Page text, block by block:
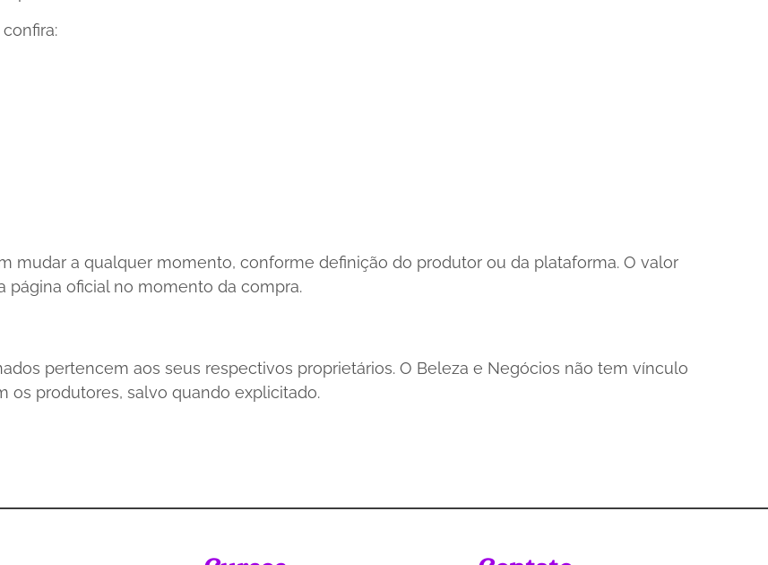
mudar a qualquer momento, conforme definição do produtor ou da plataforma. O valor
página oficial no momento da compra.
pertencem aos seus respectivos proprietários. O Beleza e Negócios não tem vínculo
os produtores, salvo quando explicitado.